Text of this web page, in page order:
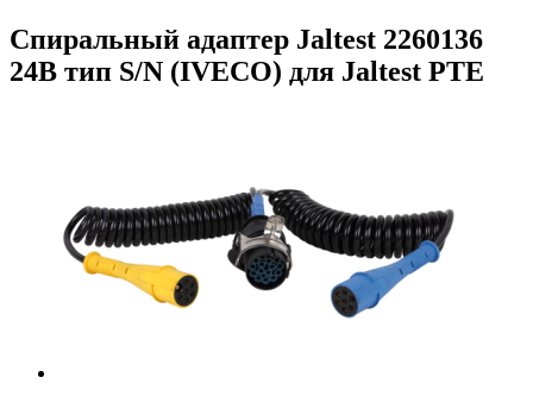
Спиральный адаптер Jaltest 2260136
24В тип S/N (IVECO) для Jaltest PTE